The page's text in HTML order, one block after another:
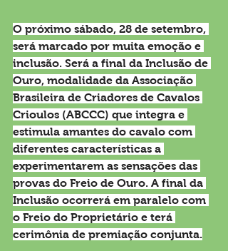
O próximo sábado, 28 de setembro,
será marcado por muita emoção e
inclusão. Será a final da Inclusão de
Ouro, modalidade da Associação
Brasileira de Criadores de Cavalos
Crioulos (ABCCC) que integra e
estimula amantes do cavalo com
diferentes características a
experimentarem as sensações das
provas do Freio de Ouro. A final da
Inclusão ocorrerá em paralelo com
o Freio do Proprietário e terá
cerimônia de premiação conjunta.